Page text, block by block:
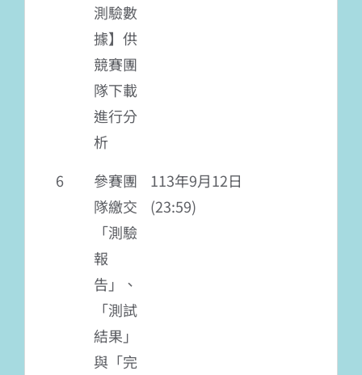
測驗數
據】供
競賽團
隊下載
進行分
析
6
參賽團
隊繳交
「測驗
報
告」、
「測試
結果」
與「完
113年9月12日
(23:59)